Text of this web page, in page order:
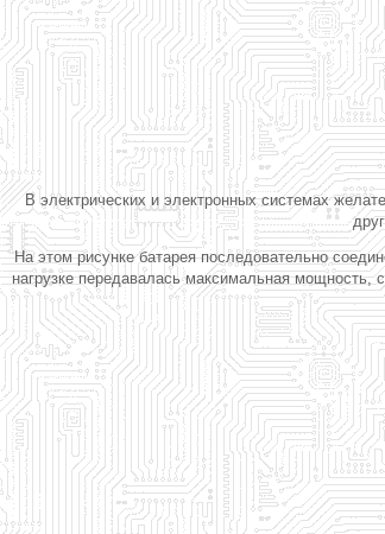
В электрических и электронных системах
На этом рисунке батарея последовательно
нагрузке передавалась максимальная мощность,